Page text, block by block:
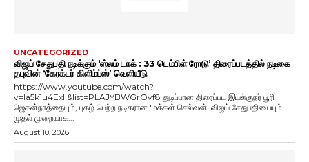
UNCATEGORIZED
விஜய் சேதுபதி நடிக்கும் ‘ஸ்லம் டாக் : 33 டெம்பிள் ரோடு’ திரைப்படத்தில் நடிகை
தபுவின் ‘கேரக்டர் கிளிம்ப்ஸ்’ வெளியீடு
https://www.youtube.com/watch?
v=Ia5k1u4ExlI&list=PLAJYBWGrOvf8 துடிப்பான திரைப்பட இயக்குநர் பூரி
ஜெகன்நாத்தையும், புகழ் பெற்ற நடிகரான 'மக்கள் செல்வன்' விஜய் சேதுபதியையும்
முதல் முறையாக...
August 10, 2026